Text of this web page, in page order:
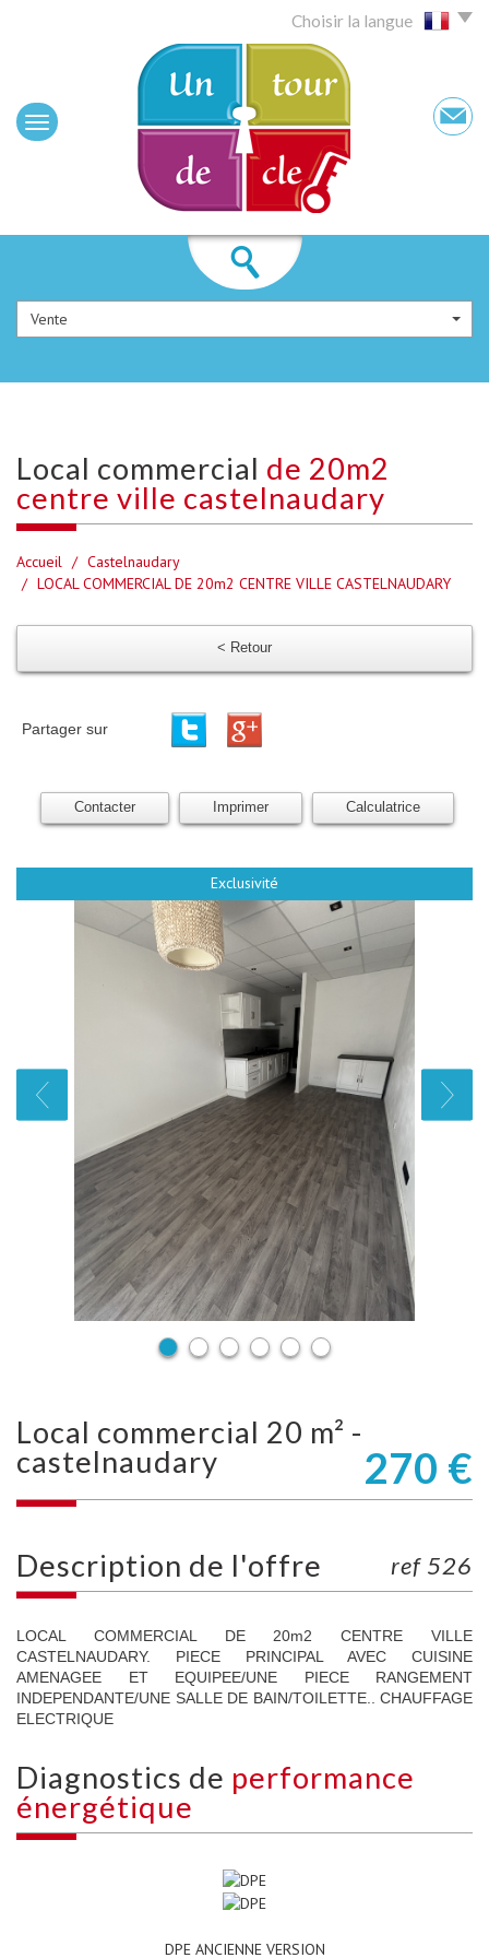
Choisir la langue
Vente
local commercial de 20m2
centre ville castelnaudary
Accueil
Castelnaudary
LOCAL COMMERCIAL DE 20m2 CENTRE VILLE CASTELNAUDARY
< Retour
Partager sur
Contacter Imprimer Calculatrice
Exclusivité
local commercial 20 m² -
castelnaudary
270 €
description de l'offre ref 526
LOCAL COMMERCIAL DE 20m2 CENTRE VILLE
CASTELNAUDARY. PIECE PRINCIPAL AVEC CUISINE
AMENAGEE ET EQUIPEE/UNE PIECE RANGEMENT
INDEPENDANTE/UNE SALLE DE BAIN/TOILETTE.. CHAUFFAGE
ELECTRIQUE
diagnostics de performance
énergétique
DPE ANCIENNE VERSION